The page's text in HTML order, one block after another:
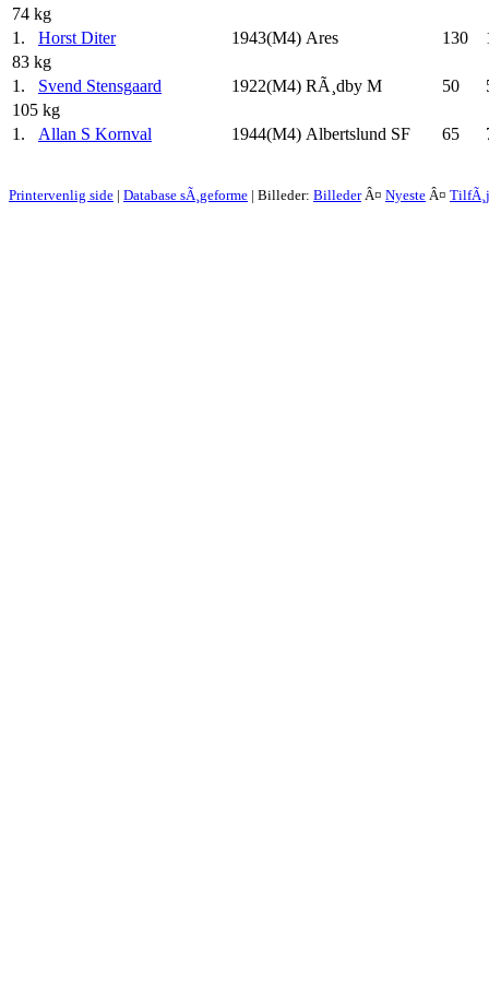
74 kg
1.
Horst Diter 1943(M4) Ares 130
83 kg
1.
Svend Stensgaard 1922(M4) RÃ¸dby M 50
105 kg
1.
Allan S Kornval 1944(M4) Albertslund SF 65
Printervenlig side | Database sÃ¸geforme | Billeder: BillederÂ¤ Nyeste Â¤ TilfÃ¸j